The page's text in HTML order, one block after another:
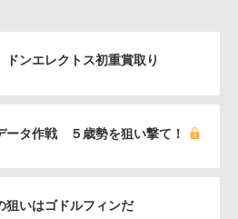
ドンエレクトス初重賞取り
ータ作戦 ５歳勢を狙い撃て！
狙いはゴドルフィンだ